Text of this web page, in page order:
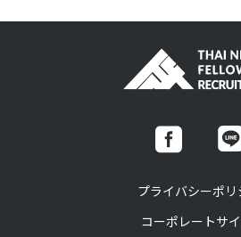
プライバシーポリ
コーポレートサ